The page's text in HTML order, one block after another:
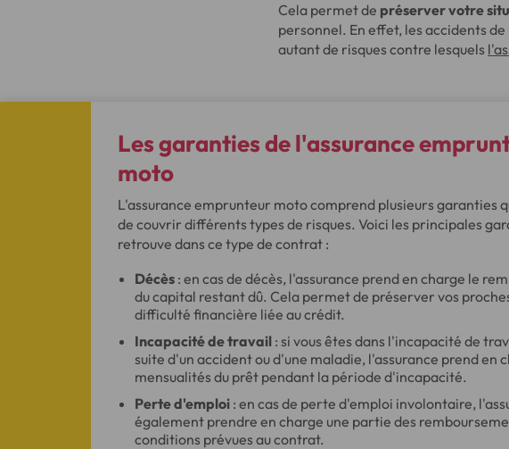
Cela permet de préserver votre
personnel. En effet, les accidents
autant de risques contre lesquels
Les garanties de l'assurance
moto
L'assurance emprunteur moto comprend plusieurs garanties
de couvrir différents types de risques. Voici les principales
retrouve dans ce type de contrat :
Décès : en cas de décès, l'assurance prend en charge le
du capital restant dû. Cela permet de préserver vos
difficulté financière liée au crédit.
Incapacité de travail : si vous êtes dans l'incapacité de
suite d'un accident ou d'une maladie, l'assurance prend en
mensualités du prêt pendant la période d'incapacité.
Perte d'emploi : en cas de perte d'emploi involontaire,
également prendre en charge une partie des
conditions prévues au contrat.